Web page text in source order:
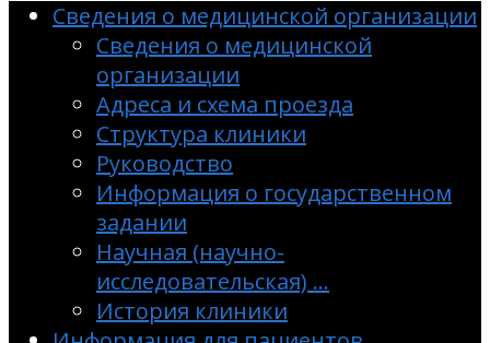
Сведения о медицинской организации
Сведения о медицинской
организации
Адреса и схема проезда
Структура клиники
Руководство
Информация о государственном
задании
Научная (научно-
исследовательская) …
История клиники